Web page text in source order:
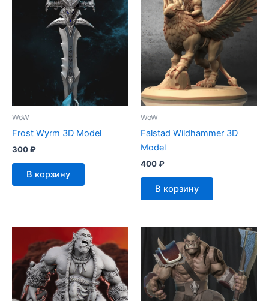
WoW
Frost Wyrm 3D Model
300₽
В корзину
WoW
Falstad Wildhammer 3D
Model
400₽
В корзину